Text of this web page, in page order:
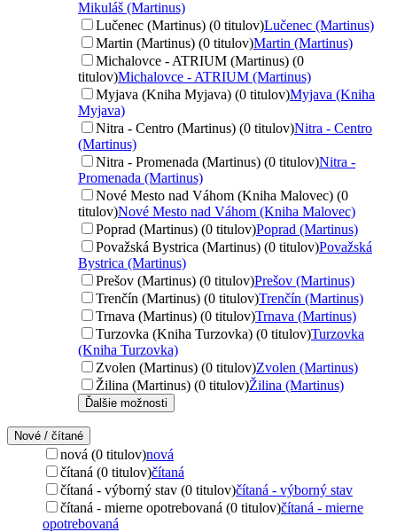
Mikuláš (Martinus)
Lučenec (Martinus) (0 titulov)Lučenec (Martinus)
Martin (Martinus) (0 titulov)Martin (Martinus)
Michalovce - ATRIUM (Martinus) (0
titulov)Michalovce - ATRIUM (Martinus)
Myjava (Kniha Myjava) (0 titulov)Myjava (Kniha
Myjava)
Nitra - Centro (Martinus) (0 titulov)Nitra - Centro
(Martinus)
Nitra - Promenada (Martinus) (0 titulov)Nitra -
Promenada (Martinus)
Nové Mesto nad Váhom (Kniha Malovec) (0
titulov)Nové Mesto nad Váhom (Kniha Malovec)
Poprad (Martinus) (0 titulov)Poprad (Martinus)
Považská Bystrica (Martinus) (0 titulov)Považská
Bystrica (Martinus)
Prešov (Martinus) (0 titulov)Prešov (Martinus)
Trenčín (Martinus) (0 titulov)Trenčín (Martinus)
Trnava (Martinus) (0 titulov)Trnava (Martinus)
Turzovka (Kniha Turzovka) (0 titulov)Turzovka
(Kniha Turzovka)
Zvolen (Martinus) (0 titulov)Zvolen (Martinus)
Žilina (Martinus) (0 titulov)Žilina (Martinus)
Ďalšie možnosti
Nové / čítané
nová (0 titulov)nová
čítaná (0 titulov)čítaná
čítaná - výborný stav (0 titulov)čítaná - výborný stav
čítaná - mierne opotrebovaná (0 titulov)čítaná - mierne
opotrebovaná